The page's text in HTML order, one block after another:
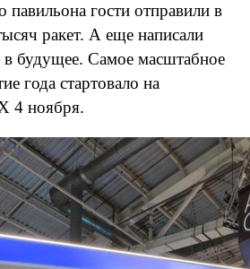
павильона гости отправили в
ракет. А еще написали
будущее. Самое масштабное
года стартовало на
4 ноября.